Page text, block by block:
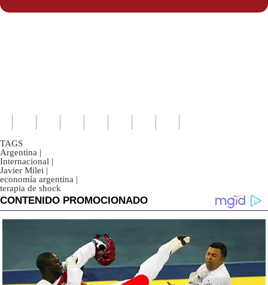
TAGS
Argentina |
Internacional |
Javier Milei |
economía argentina |
terapia de shock